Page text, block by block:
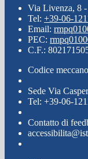
Via Livenza, 8
Tel: +39-06-
Email:
PEC:
C.F.:
Codice
Sede Via
Tel: +39-06-
Contatto di